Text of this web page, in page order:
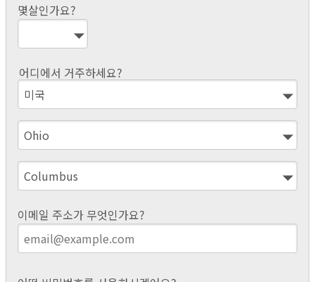
몇살인가요?
어디에서 거주하세요?
이메일 주소가 무엇인가요?